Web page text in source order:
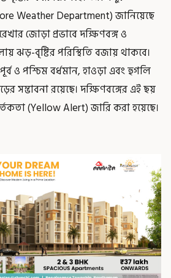
Weather Department) জানিয়েছে
জোড়া প্রভাবে দক্ষিণবঙ্গ ও
ঝড়-বৃষ্টির পরিস্থিতি বজায় থাকবে।
ও পশ্চিম বর্ধমান, হাওড়া এবং হুগলি
সম্ভাবনা রয়েছে। দক্ষিণবঙ্গের এই ছয়
(Yellow Alert) জারি করা হয়েছে।